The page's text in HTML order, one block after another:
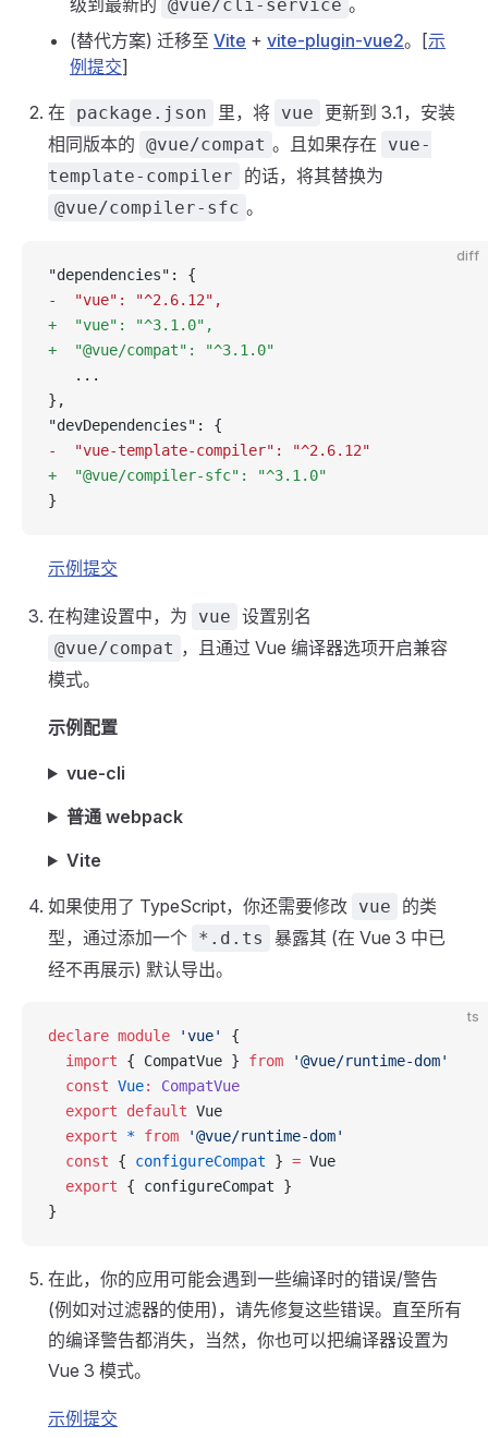
级到最新的 @vue/cli-service 。
(替代方案) 迁移至 Vite + vite-plugin-vue2。[示
例提交]
在 package.json 里，将 vue
更新到 3.1，安装
相同版本的 @vue/compat 。且如果存在
vue-
template-compiler
的话，将其替换为
@vue/compiler-sfc 。
diff
"dependencies": {
-  "vue": "^2.6.12",
+  "vue": "^3.1.0",
+  "@vue/compat": "^3.1.0"
   ...
},
"devDependencies": {
-  "vue-template-compiler": "^2.6.12"
+  "@vue/compiler-sfc": "^3.1.0"
}
示例提交
在构建设置中，为 vue 设置别名
@vue/compat ，且通过 Vue 编译器选项开启兼容
模式。
示例配置
vue-cli
普通 webpack
Vite
如果使用了 TypeScript，你还需要修改 vue
的类
型，通过添加一个 *.d.ts
暴露其 (在 Vue 3 中已
经不再展示) 默认导出。
ts
declare module 'vue'
{
  import
{ CompatVue } from '@vue/runtime-dom'
  const
Vue:
CompatVue
  export
default Vue
  export
* from '@vue/runtime-dom'
  const
{ configureCompat } = Vue
  export
{ configureCompat }
}
在此，你的应用可能会遇到一些编译时的错误/警告
(例如对过滤器的使用)，请先修复这些错误。直至所有
的编译警告都消失，当然，你也可以把编译器设置为
Vue 3 模式。
示例提交